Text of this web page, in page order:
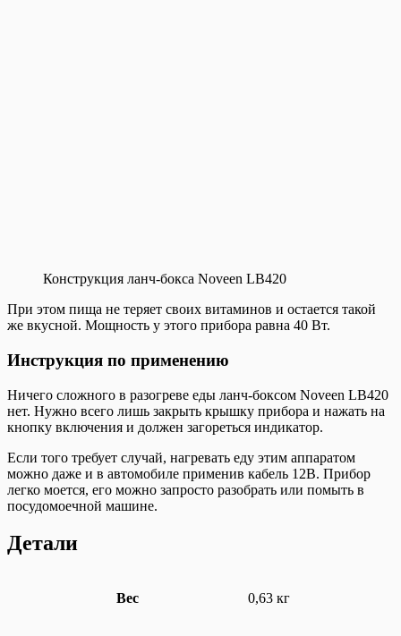
Конструкция ланч-бокса Noveen LB420
При этом пища не теряет своих витаминов и остается такой
же вкусной. Мощность у этого прибора равна 40 Вт.
Инструкция по применению
Ничего сложного в разогреве еды ланч-боксом Noveen LB420
нет. Нужно всего лишь закрыть крышку прибора и нажать на
кнопку включения и должен загореться индикатор.
Если того требует случай, нагревать еду этим аппаратом
можно даже и в автомобиле применив кабель 12В. Прибор
легко моется, его можно запросто разобрать или помыть в
посудомоечной машине.
Детали
Вес 0,63 кг